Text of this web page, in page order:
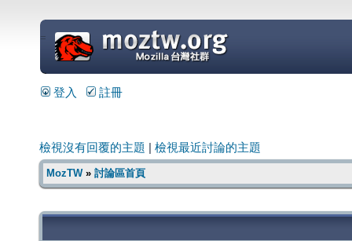
=
登入 註冊
檢視沒有回覆的主題 檢視最近討論的主題
MozTW» 討論區首頁